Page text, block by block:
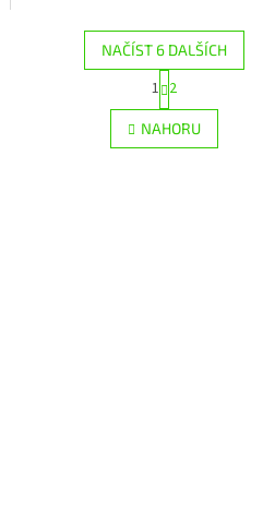
O
v
l
NAČÍST 6 DALŠÍCH
S
t
r
á
n
1 2
NAHORU